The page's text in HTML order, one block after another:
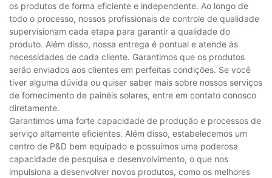
os produtos de forma eficiente e independente. Ao longo de
todo o processo, nossos profissionais de controle de qualidade
supervisionam cada etapa para garantir a qualidade do
produto. Além disso, nossa entrega é pontual e atende às
necessidades de cada cliente. Garantimos que os produtos
serão enviados aos clientes em perfeitas condições. Se você
tiver alguma dúvida ou quiser saber mais sobre nossos serviços
de fornecimento de painéis solares, entre em contato conosco
diretamente.
Garantimos uma forte capacidade de produção e processos de
serviço altamente eficientes. Além disso, estabelecemos um
centro de P&D bem equipado e possuímos uma poderosa
capacidade de pesquisa e desenvolvimento, o que nos
impulsiona a desenvolver novos produtos, como os melhores